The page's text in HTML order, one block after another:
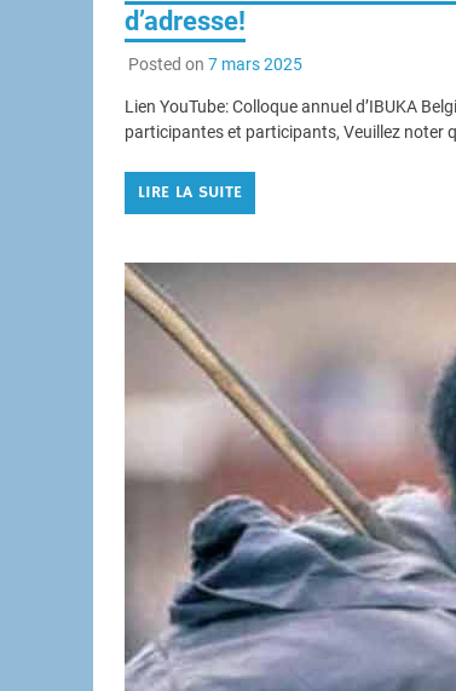
d’adresse!
Posted on 7 mars 2025
Lien YouTube: Colloque annuel d’IBUKA
participantes et participants, Veuillez noter
LIRE LA SUITE